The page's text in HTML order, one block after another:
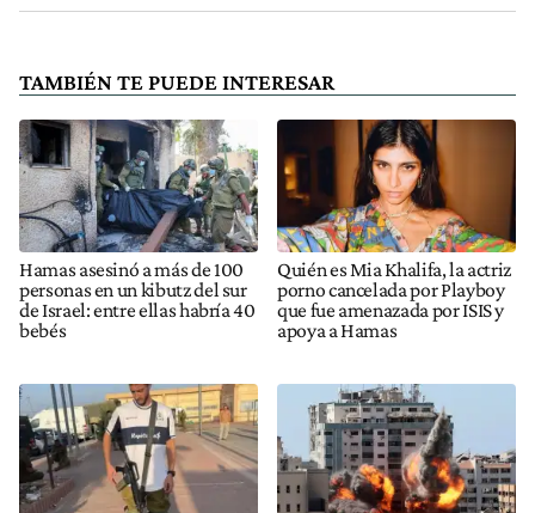
TAMBIÉN TE PUEDE INTERESAR
Hamas asesinó a más de 100
personas en un kibutz del sur
de Israel: entre ellas habría 40
bebés
Quién es Mia Khalifa, la actriz
porno cancelada por Playboy
que fue amenazada por ISIS y
apoya a Hamas